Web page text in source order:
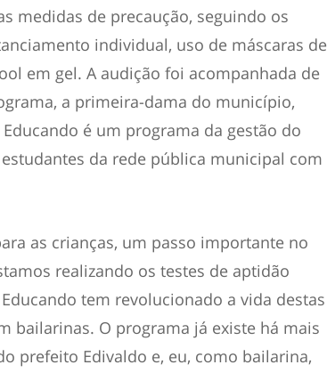
medidas de precaução, seguindo os
individual, uso de máscaras de
em gel. A audição foi acompanhada de
a primeira-dama do município,
é um programa da gestão do
da rede pública municipal com
as crianças, um passo importante no
realizando os testes de aptidão
tem revolucionado a vida destas
bailarinas. O programa já existe há mais
prefeito Edivaldo e, eu, como bailarina,